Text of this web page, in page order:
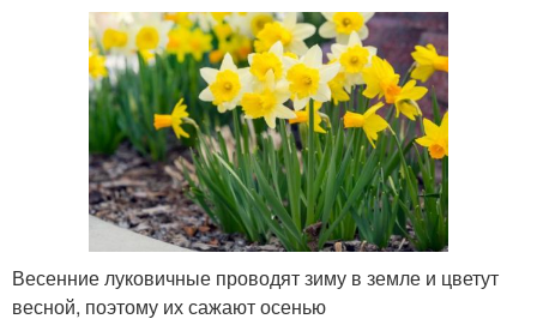
Весенние луковичные проводят зиму в земле и цветут
весной, поэтому их сажают осенью